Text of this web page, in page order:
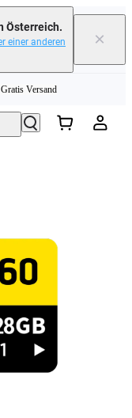
Österreich.
einer anderen
×
Versand